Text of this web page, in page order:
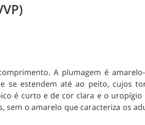
A plumagem é
se estendem até ao peito, cujos
é curto e de cor clara e o
sem o amarelo que caracteriza os